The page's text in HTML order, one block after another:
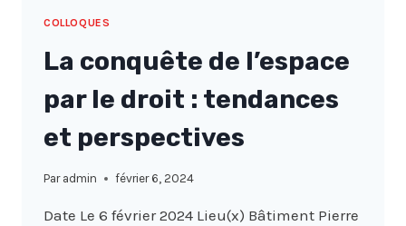
COLLOQUES
La conquête de l’espace
par le droit : tendances
et perspectives
Par admin février 6, 2024
Date Le 6 février 2024 Lieu(x) Bâtiment Pierre